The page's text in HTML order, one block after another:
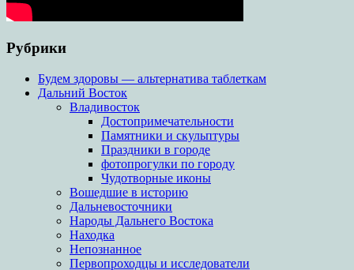
Рубрики
Будем здоровы — альтернатива таблеткам
Дальний Восток
Владивосток
Достопримечательности
Памятники и скульптуры
Праздники в городе
фотопрогулки по городу
Чудотворные иконы
Вошедшие в историю
Дальневосточники
Народы Дальнего Востока
Находка
Непознанное
Первопроходцы и исследователи